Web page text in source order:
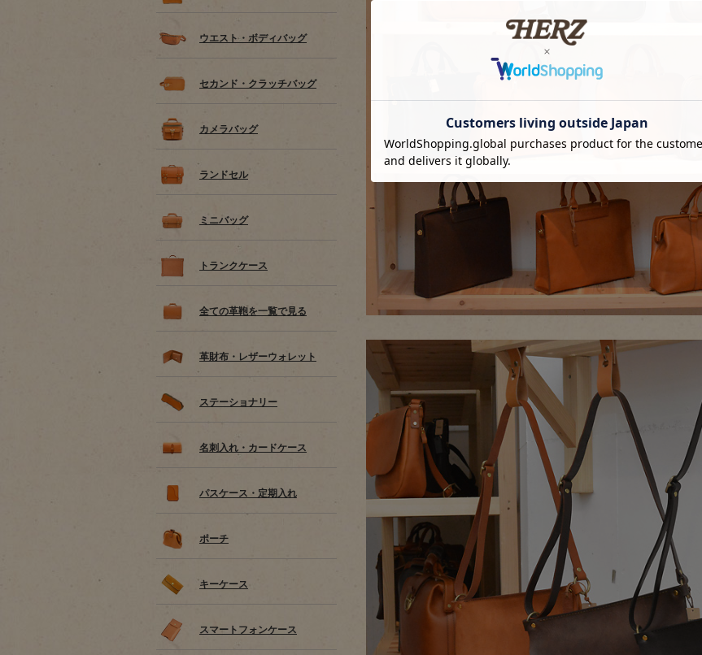
ウエスト・ボディバッグ
セカンド・クラッチバッグ
カメラバッグ
ランドセル
ミニバッグ
トランクケース
全ての革鞄を一覧で見る
革財布・レザーウォレット
ステーショナリー
名刺入れ・カードケース
パスケース・定期入れ
ポーチ
キーケース
スマートフォンケース